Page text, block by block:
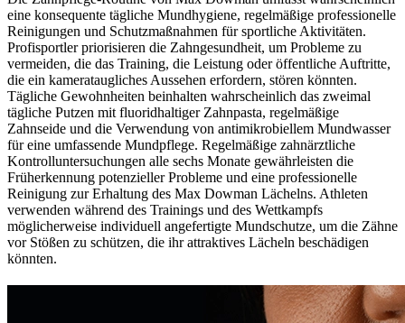
eine konsequente tägliche Mundhygiene, regelmäßige professionelle
Reinigungen und Schutzmaßnahmen für sportliche Aktivitäten.
Profisportler priorisieren die Zahngesundheit, um Probleme zu
vermeiden, die das Training, die Leistung oder öffentliche Auftritte,
die ein kamerataugliches Aussehen erfordern, stören könnten.
Tägliche Gewohnheiten beinhalten wahrscheinlich das zweimal
tägliche Putzen mit fluoridhaltiger Zahnpasta, regelmäßige
Zahnseide und die Verwendung von antimikrobiellem Mundwasser
für eine umfassende Mundpflege. Regelmäßige zahnärztliche
Kontrolluntersuchungen alle sechs Monate gewährleisten die
Früherkennung potenzieller Probleme und eine professionelle
Reinigung zur Erhaltung des Max Dowman Lächelns. Athleten
verwenden während des Trainings und des Wettkampfs
möglicherweise individuell angefertigte Mundschutze, um die Zähne
vor Stößen zu schützen, die ihr attraktives Lächeln beschädigen
könnten.